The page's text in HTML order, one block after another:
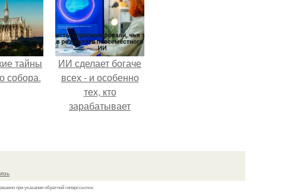
тайны
собора.
ИИ сделает богаче
всех - и особенно
тех, кто
зарабатывает
при указании обратной гиперссылки.